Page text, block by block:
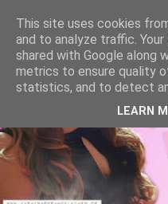
This site uses cookies
and to analyze traffic.
shared with Google along
metrics to ensure quality
statistics, and to detect
LEARN